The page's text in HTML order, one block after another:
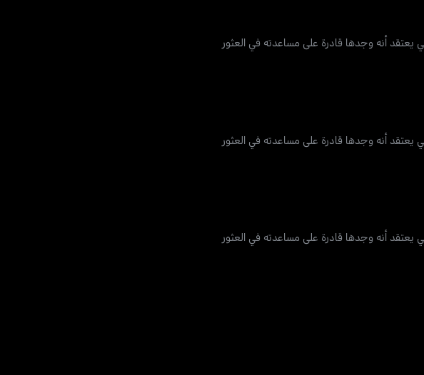
يعتقد أنه وجدها قادرة على مساعدته في العثور
يعتقد أنه وجدها قادرة على مساعدته في العثور
يعتقد أنه وجدها قادرة على مساعدته في العثور